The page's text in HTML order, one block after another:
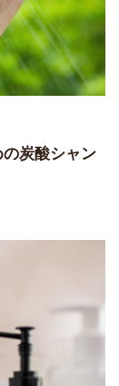
の炭酸シャン